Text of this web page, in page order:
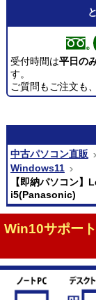
受付時間は平日の
す。
ご質問もご注文も
中古パソコン直販
Windows11
【即納パソコン
i5(Panasonic)
Win10サポー